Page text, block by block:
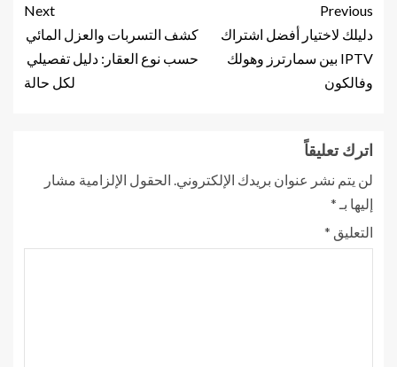
Previous
دليلك لاختيار أفضل اشتراك
IPTV بين سمارترز وهولك
وفالكون
Next
كشف التسربات والعزل المائي
حسب نوع العقار: دليل تفصيلي
لكل حالة
اترك تعليقاً
لن يتم نشر عنوان بريدك الإلكتروني. الحقول الإلزامية مشار
إليها بـ *
التعليق *